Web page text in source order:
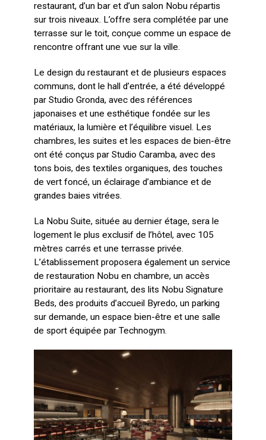
restaurant, d’un bar et d’un salon Nobu répartis
sur trois niveaux. L’offre sera complétée par une
terrasse sur le toit, conçue comme un espace de
rencontre offrant une vue sur la ville.
Le design du restaurant et de plusieurs espaces
communs, dont le hall d’entrée, a été développé
par Studio Gronda, avec des références
japonaises et une esthétique fondée sur les
matériaux, la lumière et l’équilibre visuel. Les
chambres, les suites et les espaces de bien-être
ont été conçus par Studio Caramba, avec des
tons bois, des textiles organiques, des touches
de vert foncé, un éclairage d’ambiance et de
grandes baies vitrées.
La Nobu Suite, située au dernier étage, sera le
logement le plus exclusif de l’hôtel, avec 105
mètres carrés et une terrasse privée.
L’établissement proposera également un service
de restauration Nobu en chambre, un accès
prioritaire au restaurant, des lits Nobu Signature
Beds, des produits d’accueil Byredo, un parking
sur demande, un espace bien-être et une salle
de sport équipée par Technogym.